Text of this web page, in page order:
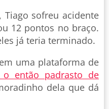
sofreu acidente
12 pontos no braço.
já teria terminado.
uma plataforma de
o então padrasto de
dela que dá